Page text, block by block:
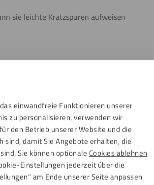
einwandfreie Funktionieren unserer
zu personalisieren, verwenden wir
den Betrieb unserer Website und die
damit Sie Angebote erhalten, die
Sie können optionaleCookies ablehnen
Einstellungen jederzeit über die
am Ende unserer Seite anpassen
sie leichte Kratzspuren aufweisen